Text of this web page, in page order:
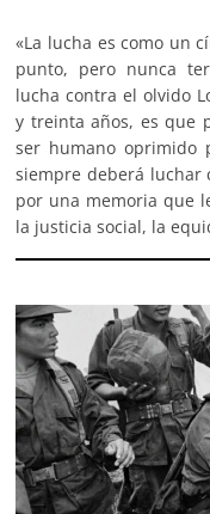
«La lucha es como un
punto, pero nunca
lucha contra el olvido
y treinta años, es que
ser humano oprimido
siempre deberá luchar
por una memoria que
la justicia social, la